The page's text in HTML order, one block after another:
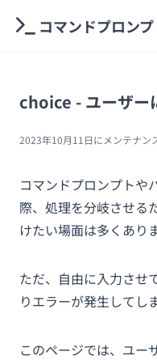
コマンドプロン
choice - ユーザー
2023年10月11日にメンテナン
コマンドプロンプトや
際、処理を分岐させる
けたい場面は多くありま
ただ、自由に入力させ
りエラーが発生してし
このページでは、ユー